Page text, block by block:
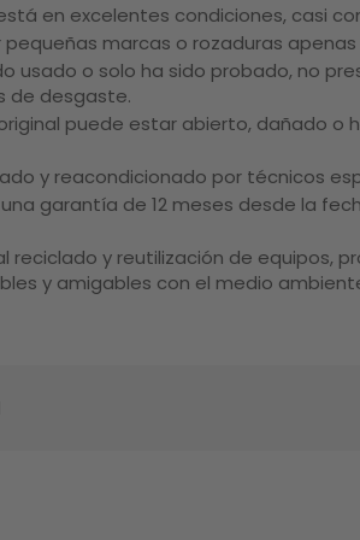
en excelentes condiciones, casi
pequeñas marcas o rozaduras
usado o solo ha sido probado, no
de desgaste.
puede estar abierto, dañado o
y reacondicionado por técnicos
garantía de 12 meses desde la
reciclado y reutilización de equipos,
y amigables con el medio